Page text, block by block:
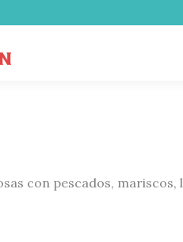
con pescados,